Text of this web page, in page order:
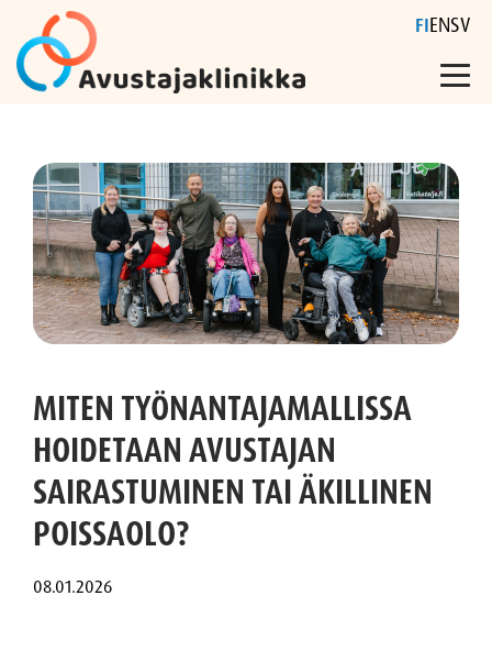
content
FIENSV
MITEN TYÖNANTAJAMALLISSA
HOIDETAAN AVUSTAJAN
SAIRASTUMINEN TAI ÄKILLINEN
POISSAOLO?